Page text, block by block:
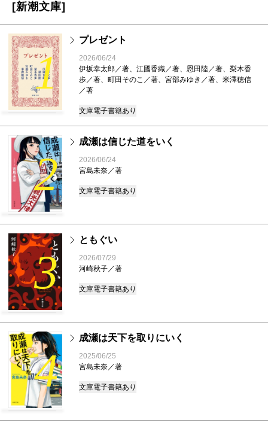
[新潮文庫]
1
プレゼント
2026/06/24
伊坂幸太郎／著、江國香織／著、恩田陸／著、梨木香
歩／著、町田そのこ／著、宮部みゆき／著、米澤穂信
／著
文庫電子書籍あり
2
成瀬は信じた道をいく
2026/06/24
宮島未奈／著
文庫電子書籍あり
3
ともぐい
2026/07/29
河崎秋子／著
文庫電子書籍あり
4
成瀬は天下を取りにいく
2025/06/25
宮島未奈／著
文庫電子書籍あり